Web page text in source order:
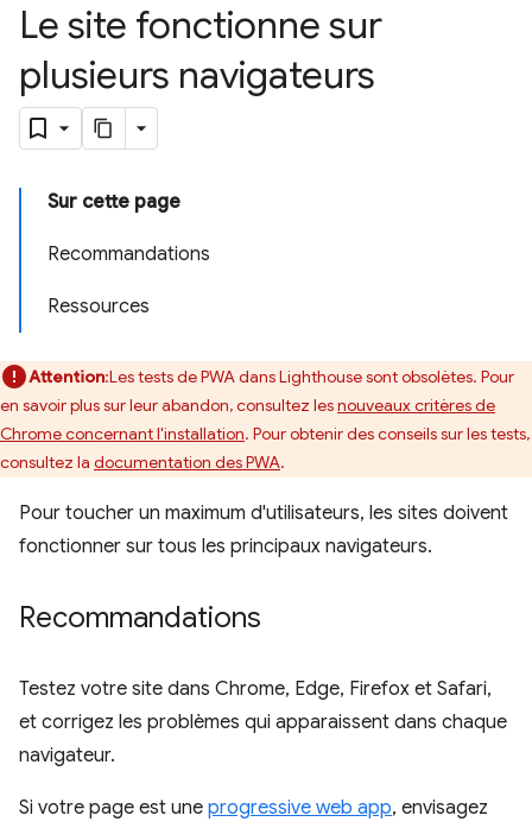
Le site fonctionne sur
plusieurs navigateurs
Sur cette page
Recommandations
Ressources
Attention:Les tests de PWA dans Lighthouse sont obsolètes. Pour
en savoir plus sur leur abandon, consultez lesnouveaux critères de
Chrome concernant l'installation. Pour obtenir des conseils sur les tests,
consultez la documentation des PWA.
Pour toucher un maximum d'utilisateurs, les sites doivent
fonctionner sur tous les principaux navigateurs.
Recommandations
Testez votre site dans Chrome, Edge, Firefox et Safari,
et corrigez les problèmes qui apparaissent dans chaque
navigateur.
Si votre page est une progressive web app, envisagez